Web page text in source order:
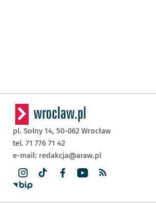
pl. Solny 14, 50-062 Wrocław
tel. 71 776 71 42
e-mail: redakcja@araw.pl